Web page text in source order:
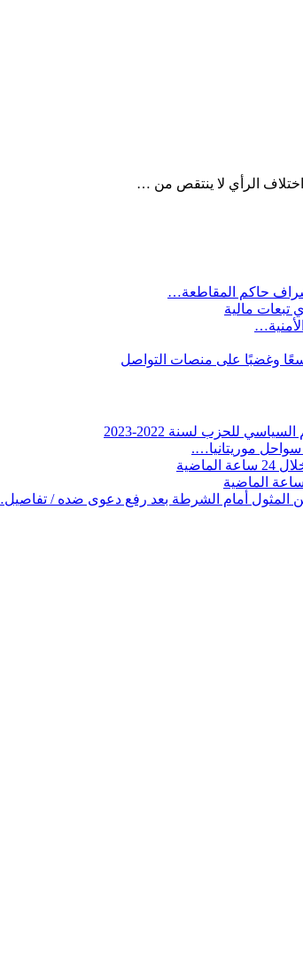
الرأي لا ينتقص من …
حاكم المقاطعة…
تبعات مالية
وغضبًا على منصات التواصل
للحزب لسنة 2022-2023
موريتانيا….
المثول أمام الشرطة بعد رفع دعوى ضده /